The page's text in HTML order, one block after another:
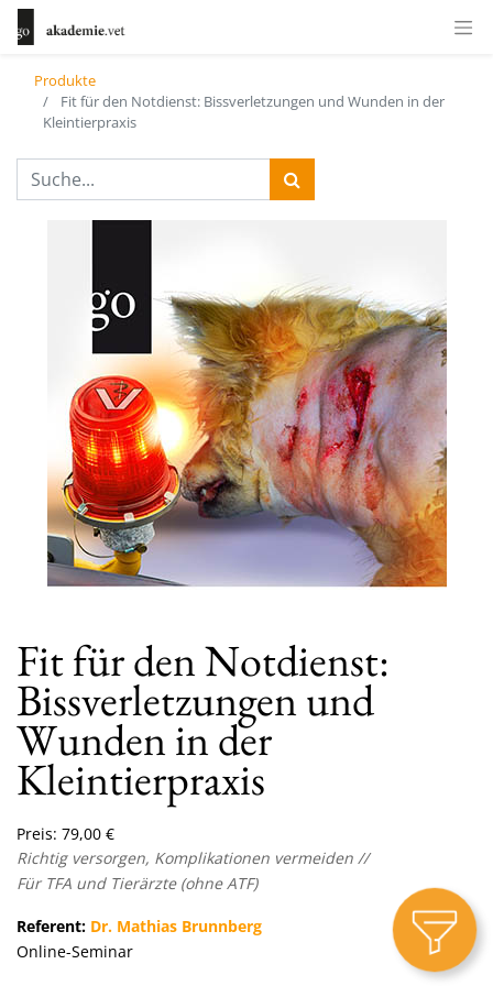
Produkte
Fit für den Notdienst: Bissverletzungen und Wunden in der
Kleintierpraxis
Fit für den Notdienst:
Bissverletzungen und
Wunden in der
Kleintierpraxis
Preis: 79,00 €
Richtig versorgen, Komplikationen vermeiden //
Für TFA und Tierärzte (ohne ATF)
Referent: Dr. Mathias Brunnberg
Online-Seminar